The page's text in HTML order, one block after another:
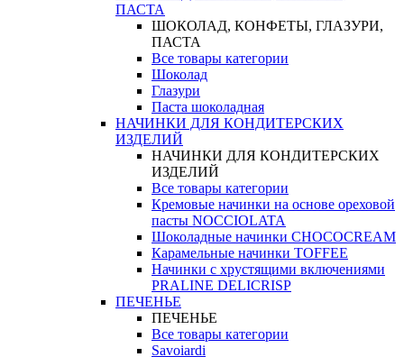
ПАСТА
ШОКОЛАД, КОНФЕТЫ, ГЛАЗУРИ,
ПАСТА
Все товары категории
Шоколад
Глазури
Паста шоколадная
НАЧИНКИ ДЛЯ КОНДИТЕРСКИХ
ИЗДЕЛИЙ
НАЧИНКИ ДЛЯ КОНДИТЕРСКИХ
ИЗДЕЛИЙ
Все товары категории
Кремовые начинки на основе ореховой
пасты NOCCIOLATA
Шоколадные начинки CHOCOCREAM
Карамельные начинки TOFFEE
Начинки с хрустящими включениями
PRALINE DELICRISP
ПЕЧЕНЬЕ
ПЕЧЕНЬЕ
Все товары категории
Savoiardi